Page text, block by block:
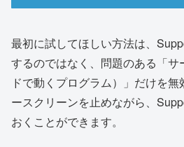
最初に試してほしい方法は、
するのではなく、問題のある「
ドで動くプログラム）」だけを
ースクリーンを止めながら、
おくことができます。